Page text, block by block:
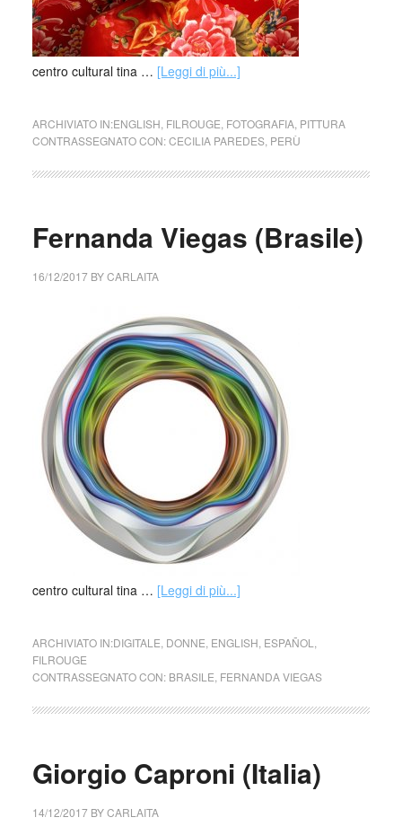
centro cultural tina … [Leggi di più...]
ARCHIVIATO IN:ENGLISH FILROUGE FOTOGRAFIA, PITTURA
CONTRASSEGNATO CON:CECILIA PAREDES, PERÙ
Fernanda Viegas (Brasile)
16/12/2017BYCARLAITA
centro cultural tina … [Leggi di più...]
ARCHIVIATO IN:DIGITALE DONNE ENGLISH ESPAÑOL
FILROUGE
CONTRASSEGNATO CON: BRASILE FERNANDA VIEGAS
Giorgio Caproni (Italia)
14/12/2017BYCARLAITA